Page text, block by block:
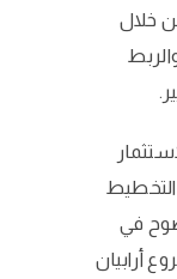
خلال
في
أرابيان